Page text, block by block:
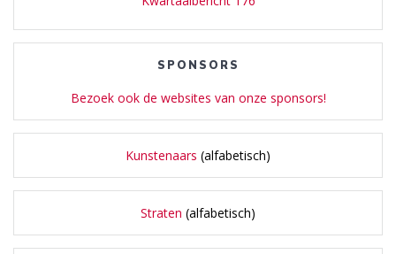
SPONSORS
Bezoek ook de websites van onze sponsors!
Kunstenaars (alfabetisch)
Straten (alfabetisch)